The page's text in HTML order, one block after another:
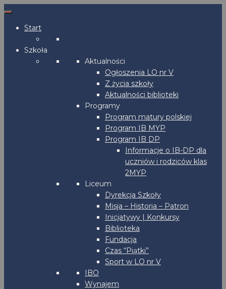
Start
Szkoła
Aktualności
Ogłoszenia LO nr V
Z życia szkoły
Aktualności biblioteki
Programy
Program matury polskiej
Program IB MYP
Program IB DP
Informacje o IB-DP dla
uczniów i rodziców klas
2MYP
Liceum
Dyrekcja Szkoły
Misja – Historia – Patron
Inicjatywy | Konkursy
Biblioteka
Fundacja
Czas “Piątki”
Sport w LO nr V
IBO
Wynajem